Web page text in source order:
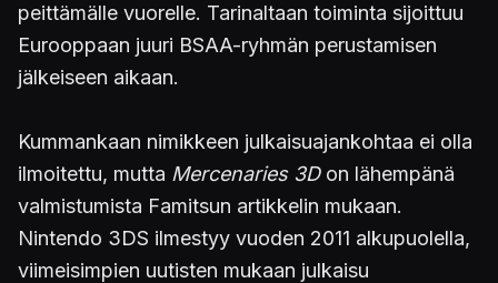
peittämälle vuorelle. Tarinaltaan toiminta sijoittuu
Eurooppaan juuri BSAA-ryhmän perustamisen
jälkeiseen aikaan.
Kummankaan nimikkeen julkaisuajankohtaa ei olla
ilmoitettu, mutta Mercenaries 3Don lähempänä
valmistumista Famitsun artikkelin mukaan.
Nintendo 3DS ilmestyy vuoden 2011 alkupuolella,
viimeisimpien uutisten mukaan julkaisu